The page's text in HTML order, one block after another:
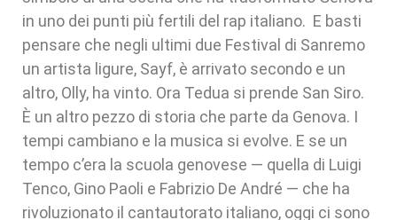
in uno dei punti più fertili del rap italiano. E basti
pensare che negli ultimi due Festival di Sanremo
un artista ligure, Sayf, è arrivato secondo e un
altro, Olly, ha vinto. Ora Tedua si prende San Siro.
È un altro pezzo di storia che parte da Genova. I
tempi cambiano e la musica si evolve. E se un
tempo c’era la scuola genovese — quella di Luigi
Tenco, Gino Paoli e Fabrizio De André — che ha
rivoluzionato il cantautorato italiano, oggi ci sono